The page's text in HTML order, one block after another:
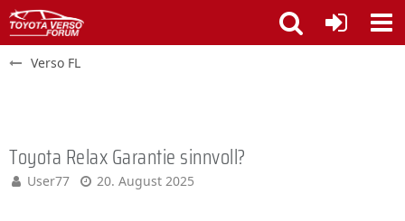
Verso FL
Toyota Relax Garantie sinnvoll?
User77 20. August 2025